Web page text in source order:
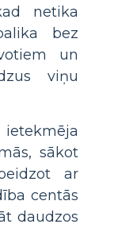
netika
bez
un
viņu
sākot
ar
centās
daudzos